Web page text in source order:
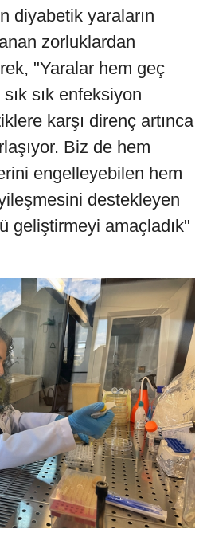
diyabetik yaraların
zorluklardan
"Yaralar hem geç
sık enfeksiyon
karşı direnç artınca
Biz de hem
engelleyebilen hem
destekleyen
geliştirmeyi amaçladık"